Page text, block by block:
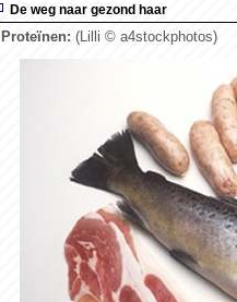
De weg naar gezond haar
Proteïnen: (Lilli © a4stockphotos)